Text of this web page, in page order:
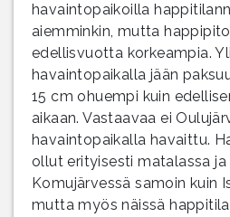
havaintopaikoilla
aiemminkin, mutta
edellisvuotta korkeampia.
havaintopaikalla jään
15 cm ohuempi kuin
aikaan. Vastaavaa ei
havaintopaikalla havaittu.
ollut erityisesti matalassa ja
Komujärvessä samoin kuin
mutta myös näissä